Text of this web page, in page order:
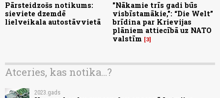
Pārsteidzošs notikums:
sieviete dzemdē
lielveikala autostāvvietā
"Nākamie trīs gadi būs
visbīstamākie,": “Die Welt”
brīdina par Krievijas
plāniem attiecībā uz NATO
valstīm
3
Atceries, kas notika...?
2023.gads